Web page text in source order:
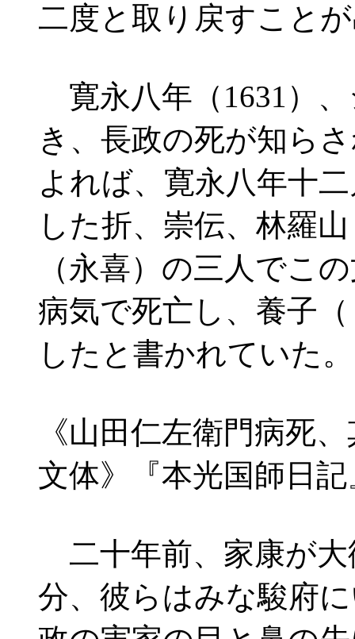
二度と取り戻すこと
寛永八年（1631）
き、長政の死が知ら
よれば、寛永八年十
した折、崇伝、林羅
（永喜）の三人でこ
病気で死亡し、養子
したと書かれていた。
《山田仁左衛門病死
文体》『本光国師日記
二十年前、家康が大
分、彼らはみな駿府